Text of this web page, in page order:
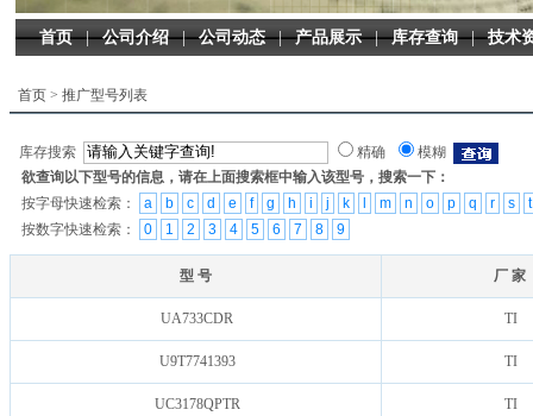
首页|公司介绍|公司动态|产品展示|库存查询|技术
首页> 推广型号列表
库存搜索 精确
模糊
欲查询以下型号的信息，请在上面搜索框中输入该型号，搜索一下：
按字母快速检索：
a b c d e f g h i j k m n o p q r s
t
按数字快速检索：
0 1 2 3 4 5 6 7 8 9
型 号 厂 家
UA733CDR TI
U9T7741393 TI
UC3178QPTR TI